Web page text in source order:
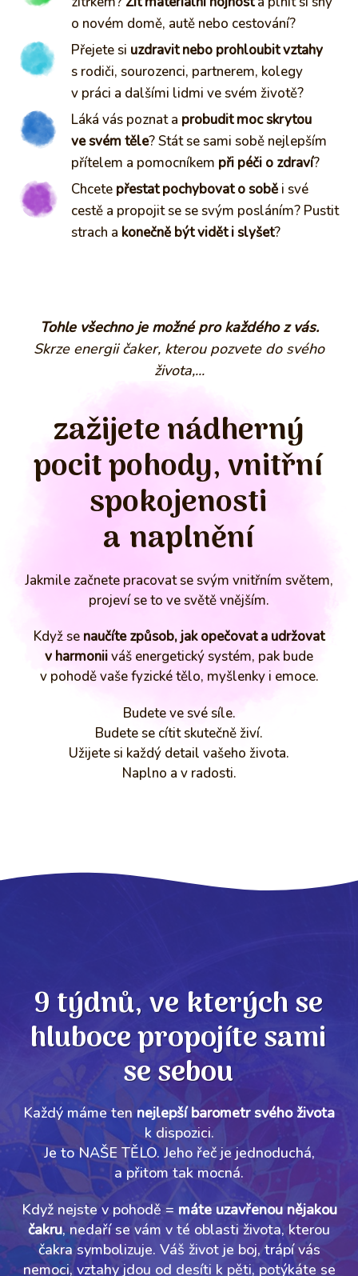
o novém domě, autě nebo cestování?
Přejete si uzdravit nebo prohloubit vztahy
s rodiči, sourozenci, partnerem, kolegy
v práci a dalšími lidmi ve svém životě?
Láká vás poznat a probudit moc skrytou
ve svém těle? Stát se sami sobě nejlepším
přítelem a pomocníkem při péči o zdraví?
Chcete přestat pochybovat o sobě i své
cestě a propojit se se svým posláním? Pustit
strach a konečně být vidět i slyšet?
Tohle všechno je možné pro každého z vás.
Skrze energii čaker, kterou pozvete do svého
života,...
zažijete nádherný
pocit pohody, vnitřní
spokojenosti
a naplnění
Jakmile začnete pracovat se svým vnitřním světem,
projeví se to ve světě vnějším.
Když se naučíte způsob, jak opečovat a udržovat
v harmoniiváš energetický systém, pak bude
v pohodě vaše fyzické tělo, myšlenky i emoce.
Budete ve své síle.
Budete se cítit skutečně živí.
Užijete si každý detail vašeho života.
Naplno a v radosti.
9 týdnů, ve kterých se
hluboce propojíte sami
se sebou
Každý máme tennejlepší barometr svého života
k dispozici.
Je to NAŠE TĚLO. Jeho řeč je jednoduchá,
a přitom tak mocná.
Když nejste v pohodě = máte uzavřenou nějakou
čakru, nedaří se vám v té oblasti života, kterou
čakra symbolizuje. Váš život je boj, trápí vás
nemoci, vztahy jdou od desíti k pěti, potýkáte se